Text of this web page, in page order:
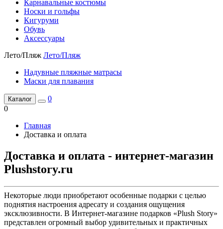
Карнавальные костюмы
Носки и гольфы
Кигуруми
Обувь
Аксессуары
Лето/Пляж Лето/Пляж
Надувные пляжные матрасы
Маски для плавания
Каталог
0
0
Главная
Доставка и оплата
Доставка и оплата - интернет-магазин
Plushstory.ru
Некоторые люди приобретают особенные подарки с целью
поднятия настроения адресату и создания ощущения
эксклюзивности. В Интернет-магазине подарков «Plush Story»
представлен огромный выбор удивительных и практичных